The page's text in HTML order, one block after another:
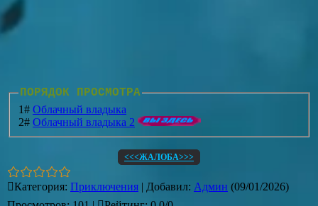
ПОРЯДОК ПРОСМОТРА
1# Облачный владыка
2# Облачный владыка 2
<<<ЖАЛОБА>>>
Категория: Приключения | Добавил: Админ (09/01/2026)